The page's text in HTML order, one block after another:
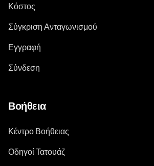
Κόστος
Σύγκριση Ανταγωνισμού
Εγγραφή
Σύνδεση
Βοήθεια
Κέντρο Βοήθειας
Οδηγοί Τατουάζ